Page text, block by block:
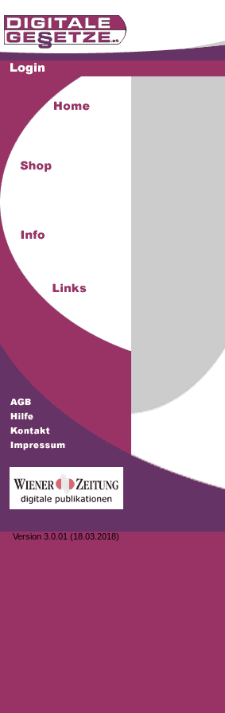
Version 3.0.01 (18.03.2018)